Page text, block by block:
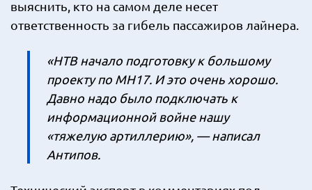
выяснить, кто на самом деле несет
ответственность за гибель пассажиров лайнера.
«НТВ начало подготовку к большому
проекту по МН17. И это очень хорошо.
Давно надо было подключать к
информационной войне нашу
«тяжелую артиллерию», — написал
Антипов.